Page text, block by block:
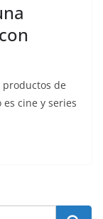
de
cine y series